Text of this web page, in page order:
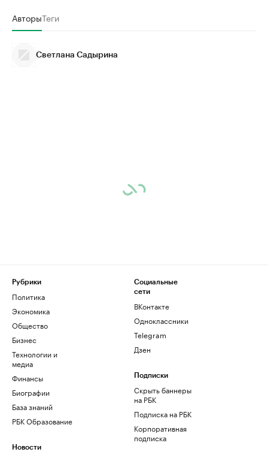
АвторыТеги
Светлана Садырина
Рубрики
Политика
Экономика
Общество
Бизнес
Технологии и
медиа
Финансы
Биографии
База знаний
РБК Образование
Новости
Социальные
сети
ВКонтакте
Одноклассники
Telegram
Дзен
Подписки
Скрыть баннеры
на РБК
Подписка на РБК
Корпоративная
подписка